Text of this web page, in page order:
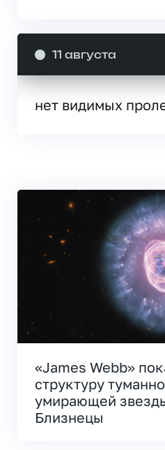
11 августа
нет видимых
«James Webb»
структуру
умирающей
Близнецы